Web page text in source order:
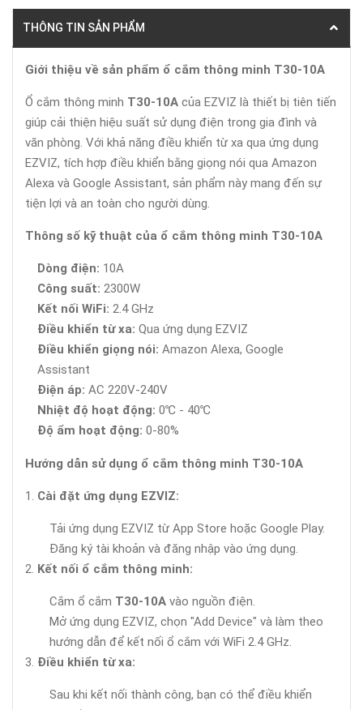
THÔNG TIN SẢN PHẨM
Giới thiệu về sản phẩm ổ cắm thông minh T30-10A
Ổ cắm thông minh T30-10A của EZVIZ là thiết bị tiên tiến
giúp cải thiện hiệu suất sử dụng điện trong gia đình và
văn phòng. Với khả năng điều khiển từ xa qua ứng dụng
EZVIZ, tích hợp điều khiển bằng giọng nói qua Amazon
Alexa và Google Assistant, sản phẩm này mang đến sự
tiện lợi và an toàn cho người dùng.
Thông số kỹ thuật của ổ cắm thông minh T30-10A
Dòng điện: 10A
Công suất: 2300W
Kết nối WiFi: 2.4 GHz
Điều khiển từ xa: Qua ứng dụng EZVIZ
Điều khiển giọng nói: Amazon Alexa, Google
Assistant
Điện áp: AC 220V-240V
Nhiệt độ hoạt động: 0℃ - 40℃
Độ ẩm hoạt động: 0-80%
Hướng dẫn sử dụng ổ cắm thông minh T30-10A
Cài đặt ứng dụng EZVIZ:
Tải ứng dụng EZVIZ từ App Store hoặc Google Play.
Đăng ký tài khoản và đăng nhập vào ứng dụng.
Kết nối ổ cắm thông minh:
Cắm ổ cắm T30-10A vào nguồn điện.
Mở ứng dụng EZVIZ, chọn "Add Device" và làm theo
hướng dẫn để kết nối ổ cắm với WiFi 2.4 GHz.
Điều khiển từ xa:
Sau khi kết nối thành công, bạn có thể điều khiển